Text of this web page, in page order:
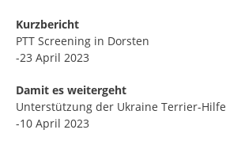
Kurzbericht
PTT Screening in Dorsten
-23 April 2023
Damit es weitergeht
Unterstützung der Ukraine Terrier-Hilfe
-10 April 2023